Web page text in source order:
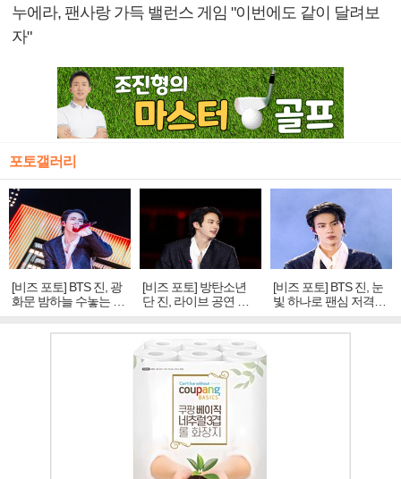
누에라, 팬사랑 가득 밸런스 게임 "이번에도 같이 달려보
자"
포토갤러리
[비즈 포토] BTS 진, 광
화문 밤하늘 수놓는 '비
주얼 킹'의 열창
[비즈 포토] 방탄소년
단 진, 라이브 공연 중
빛나는 독보적 아우라
[비즈 포토] BTS 진, 눈
빛 하나로 팬심 저격…
독보적 카리스마